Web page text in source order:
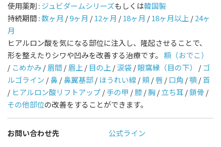
使用薬剤 : ジュビダームシリーズもしくは韓国製
持続期間 :数ヶ月 /9ヶ月 /12ヶ月 /18ヶ月 /18ヶ月以上/24ヶ
月
ヒアルロン酸を気になる部位に注入し、隆起させることで、
形を整えたりシワや凹みを改善する治療です。 額（おでこ）
/ こめかみ/眉間 /眉上/ 目の上/涙袋/眼窩縁（目の下） / ゴ
ルゴライン /鼻/鼻翼基部/ ほうれい線/頬/唇/口角 /顎/首
/ ヒアルロン酸リフトアップ/手の甲 /膝/胸/立ち耳/鎖骨 /
その他部位の改善をすることができます。
お問い合わせ先 公式ライン